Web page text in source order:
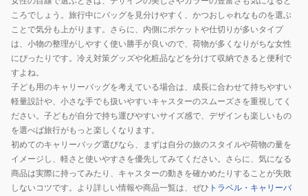
ころでしょう。旅行中にバッグを見分けやすく、かつおしゃれなものを選ぶ
ことで気分も上がります。さらに、内側にポケットや仕切りが多いタイプ
は、小物の整理がしやすく使い勝手が良いので、荷物が多くなりがちな女性
にぴったりです。冷え対策グッズや化粧品などを分けて収納できると便利で
すよね。
子ども用のキャリーバッグを考えている場合は、成長に合わせて持ちやすい
軽量設計や、小さな手でも扱いやすいキャスターのスムーズさを重視してく
ださい。子どもが自分で持ち運びやすいサイズ感で、デザインも楽しいもの
を選べば旅行がもっと楽しくなります。
初めてのキャリーバッグ選びなら、まずは自分の旅のスタイルや荷物の量を
イメージし、軽さと使いやすさを優先してみてください。さらに、気になる
商品は実際に持ってみたり、キャスターの動きを確かめたりすることが失敗
しないコツです。より詳しい情報や商品一覧は、ぜひ トラベル・キャリーバ